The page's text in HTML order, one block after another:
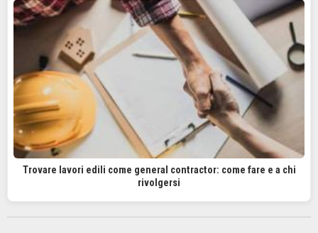
Trovare lavori edili come general contractor: come fare e a chi
rivolgersi